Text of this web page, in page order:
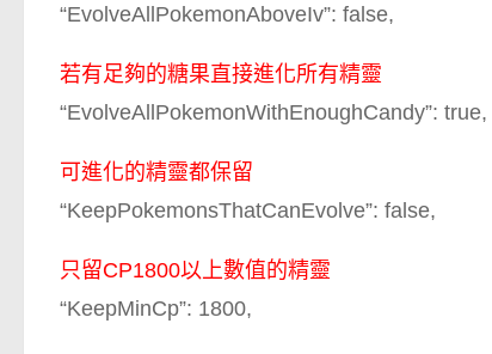
“EvolveAllPokemonAboveIv”: false,
若有足夠的糖果直接進化所有精靈
“EvolveAllPokemonWithEnoughCandy”: true,
可進化的精靈都保留
“KeepPokemonsThatCanEvolve”: false,
只留CP1800以上數值的精靈
“KeepMinCp”: 1800,